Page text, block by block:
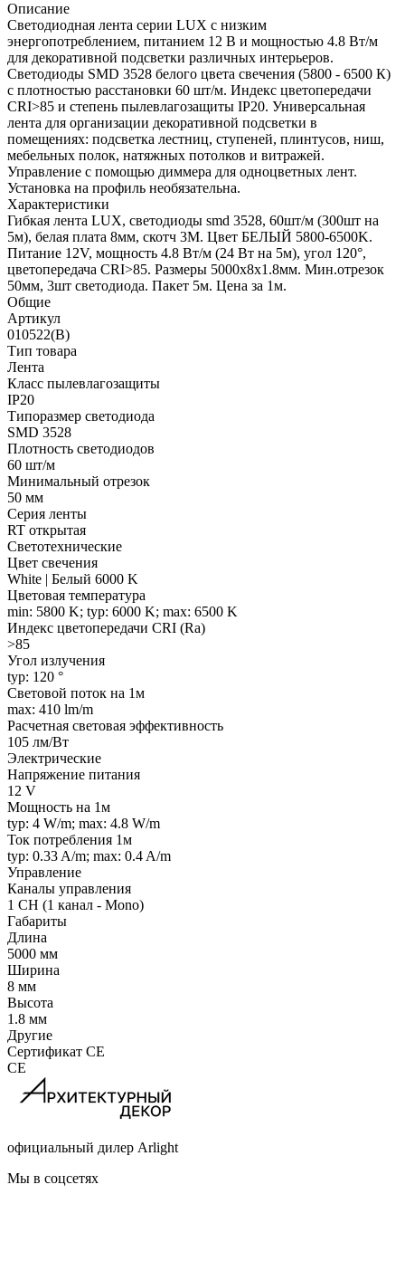
Описание
Светодиодная лента серии LUX с низким
энергопотреблением, питанием 12 В и мощностью 4.8 Вт/м
для декоративной подсветки различных интерьеров.
Светодиоды SMD 3528 белого цвета свечения (5800 - 6500 К)
с плотностью расстановки 60 шт/м. Индекс цветопередачи
CRI>85 и степень пылевлагозащиты IP20. Универсальная
лента для организации декоративной подсветки в
помещениях: подсветка лестниц, ступеней, плинтусов, ниш,
мебельных полок, натяжных потолков и витражей.
Управление с помощью диммера для одноцветных лент.
Установка на профиль необязательна.
Характеристики
Гибкая лента LUX, светодиоды smd 3528, 60шт/м (300шт на
5м), белая плата 8мм, скотч 3М. Цвет БЕЛЫЙ 5800-6500K.
Питание 12V, мощность 4.8 Вт/м (24 Вт на 5м), угол 120°,
цветопередача CRI>85. Размеры 5000х8x1.8мм. Мин.отрезок
50мм, 3шт светодиода. Пакет 5м. Цена за 1м.
Общие
Артикул
010522(B)
Тип товара
Лента
Класс пылевлагозащиты
IP20
Типоразмер светодиода
SMD 3528
Плотность светодиодов
60 шт/м
Минимальный отрезок
50 мм
Серия ленты
RT открытая
Светотехнические
Цвет свечения
White | Белый 6000 K
Цветовая температура
min: 5800 K; typ: 6000 K; max: 6500 K
Индекс цветопередачи CRI (Ra)
>85
Угол излучения
typ: 120 °
Световой поток на 1м
max: 410 lm/m
Расчетная световая эффективность
105 лм/Вт
Электрические
Напряжение питания
12 V
Мощность на 1м
typ: 4 W/m; max: 4.8 W/m
Ток потребления 1м
typ: 0.33 A/m; max: 0.4 A/m
Управление
Каналы управления
1 CH (1 канал - Mono)
Габариты
Длина
5000 мм
Ширина
8 мм
Высота
1.8 мм
Другие
Сертификат CE
CE
официальный дилер Arlight
Мы в соцсетях